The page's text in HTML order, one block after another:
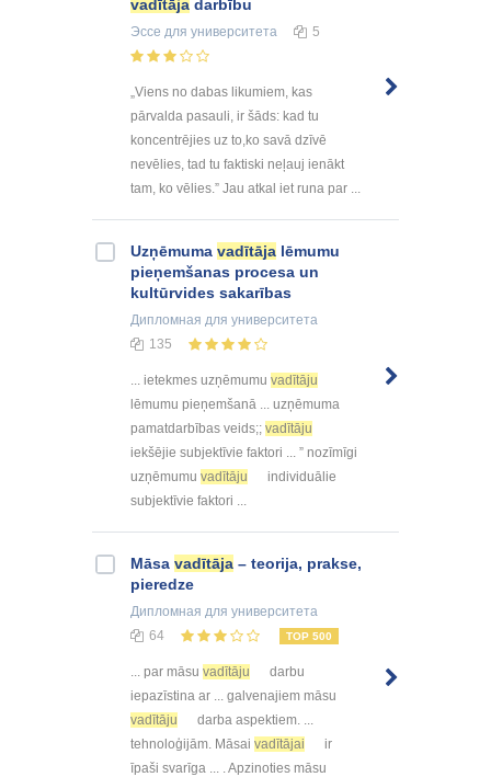
vadītāja darbību
Эссе для университета 5
„Viens no dabas likumiem, kas
pārvalda pasauli, ir šāds: kad tu
koncentrējies uz to,ko savā dzīvē
nevēlies, tad tu faktiski neļauj ienākt
tam, ko vēlies.” Jau atkal iet runa par ...
Uzņēmuma vadītāja lēmumu
pieņemšanas procesa un
kultūrvides sakarības
Дипломная для университета
135
... ietekmes uzņēmumu vadītāju
lēmumu pieņemšanā ... uzņēmuma
pamatdarbības veids;; vadītāju
iekšējie subjektīvie faktori ... ” nozīmīgi
uzņēmumu vadītāju
individuālie
subjektīvie faktori ...
Māsa vadītāja – teorija, prakse,
pieredze
Дипломная для университета
64
TOP 500
... par māsu vadītāju
darbu
iepazīstina ar ... galvenajiem māsu
vadītāju
darba aspektiem. ...
tehnoloģijām. Māsai vadītājai
ir
īpaši svarīga ... . Apzinoties māsu